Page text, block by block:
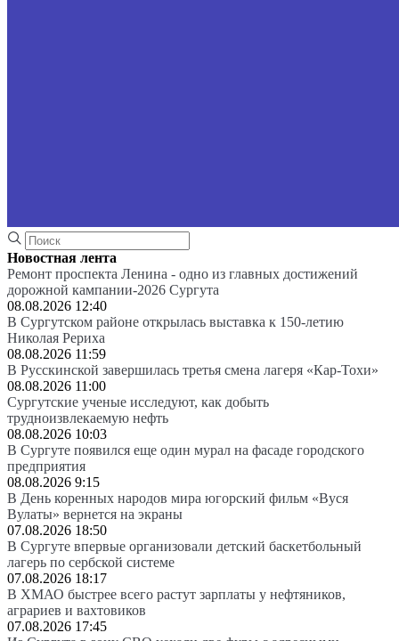
Новостная лента
Ремонт проспекта Ленина - одно из главных достижений
дорожной кампании-2026 Сургута
08.08.2026 12:40
В Сургутском районе открылась выставка к 150-летию
Николая Рериха
08.08.2026 11:59
В Русскинской завершилась третья смена лагеря «Кар-Тохи»
08.08.2026 11:00
Сургутские ученые исследуют, как добыть
трудноизвлекаемую нефть
08.08.2026 10:03
В Сургуте появился еще один мурал на фасаде городского
предприятия
08.08.2026 9:15
В День коренных народов мира югорский фильм «Вуся
Вулаты» вернется на экраны
07.08.2026 18:50
В Сургуте впервые организовали детский баскетбольный
лагерь по сербской системе
07.08.2026 18:17
В ХМАО быстрее всего растут зарплаты у нефтяников,
аграриев и вахтовиков
07.08.2026 17:45